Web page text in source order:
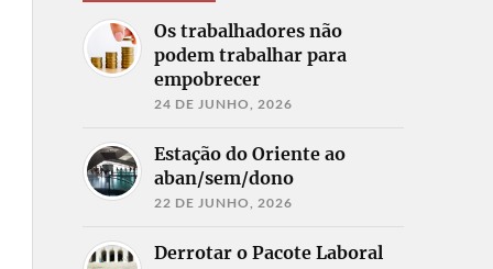
Os trabalhadores não
podem trabalhar para
empobrecer
24 DE JUNHO, 2026
Estação do Oriente ao
aban/sem/dono
22 DE JUNHO, 2026
Derrotar o Pacote Laboral